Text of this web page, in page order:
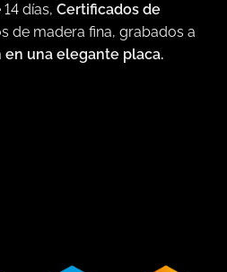
días, Certificados de
de madera fina, grabados a
en una elegante placa.